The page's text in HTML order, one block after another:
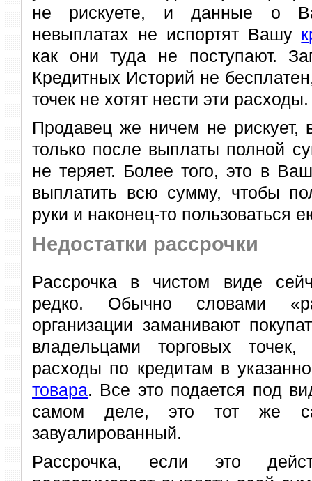
не рискуете, и данные о
невыплатах не испортят Вашу
как они туда не поступают.
Кредитных Историй не
точек не хотят нести эти расходы.
Продавец же ничем не рискует,
только после выплаты полной
не теряет. Более того, это в
выплатить всю сумму, чтобы
руки и наконец-то пользоваться
Недостатки рассрочки
Рассрочка в чистом виде
редко. Обычно словами
организации заманивают
владельцами торговых точек,
расходы по кредитам в
товара. Все это подается под
самом деле, это тот же
завуалированный.
Рассрочка, если это